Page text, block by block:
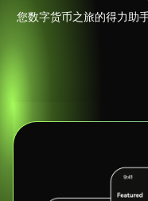
您数字货币之旅的得力助